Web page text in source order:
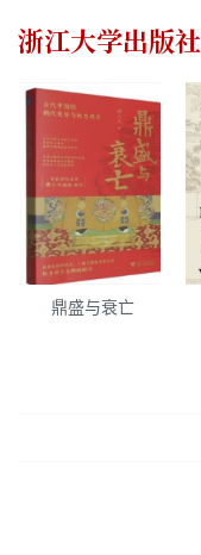
浙江大学出版社
鼎盛与衰亡